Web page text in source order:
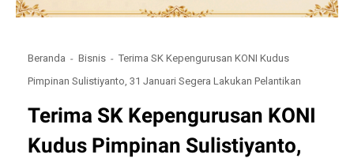
Beranda Bisnis
Terima SK Kepengurusan KONI Kudus
Pimpinan Sulistiyanto, 31 Januari Segera Lakukan Pelantikan
Terima SK Kepengurusan KONI
Kudus Pimpinan Sulistiyanto,